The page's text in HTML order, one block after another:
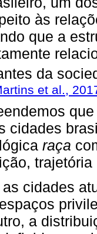
às
que a
da
et al.,
cidades
raça
cidades
a